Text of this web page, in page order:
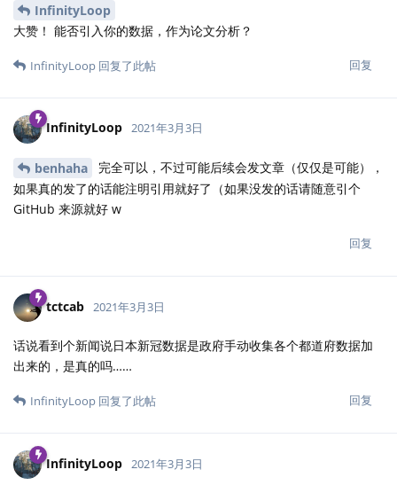
InfinityLoop
大赞！ 能否引入你的数据，作为论文分析？
回复
InfinityLoop 回复了此帖
InfinityLoop 2021年3月3日
benhaha
完全可以，不过可能后续会发文章（仅仅是可能），
如果真的发了的话能注明引用就好了（如果没发的话请随意引个
GitHub 来源就好 w
回复
tctcab 2021年3月3日
话说看到个新闻说日本新冠数据是政府手动收集各个都道府数据加
出来的，是真的吗……
回复
InfinityLoop 回复了此帖
InfinityLoop 2021年3月3日